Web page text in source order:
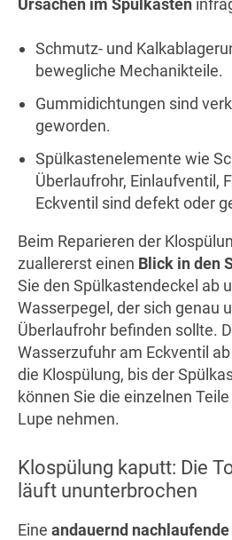
Ursachen im Spülkasten
Schmutz- und
bewegliche Mechanikteile.
Gummidichtungen sind
geworden.
Spülkastenelemente wie
Überlaufrohr, Einlaufventil,
Eckventil sind defekt oder
Beim Reparieren der
zuallererst einen Blick in den
Sie den Spülkastendeckel ab
Wasserpegel, der sich genau
Überlaufrohr befinden sollte.
Wasserzufuhr am Eckventil
die Klospülung, bis der
können Sie die einzelnen
Lupe nehmen.
Klospülung kaputt: Die
läuft ununterbrochen
Eine andauernd